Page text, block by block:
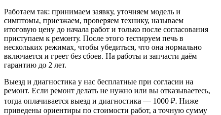
Работаем так: принимаем заявку, уточняем модель и
симптомы, приезжаем, проверяем технику, называем
итоговую цену до начала работ и только после согласования
приступаем к ремонту. После этого тестируем печь в
нескольких режимах, чтобы убедиться, что она нормально
включается и греет без сбоев. На работы и запчасти даём
гарантию до 2 лет.
Выезд и диагностика у нас бесплатные при согласии на
ремонт. Если ремонт делать не нужно или вы отказываетесь,
тогда оплачивается выезд и диагностика — 1000 ₽. Ниже
приведены ориентиры по стоимости работ, а точную сумму